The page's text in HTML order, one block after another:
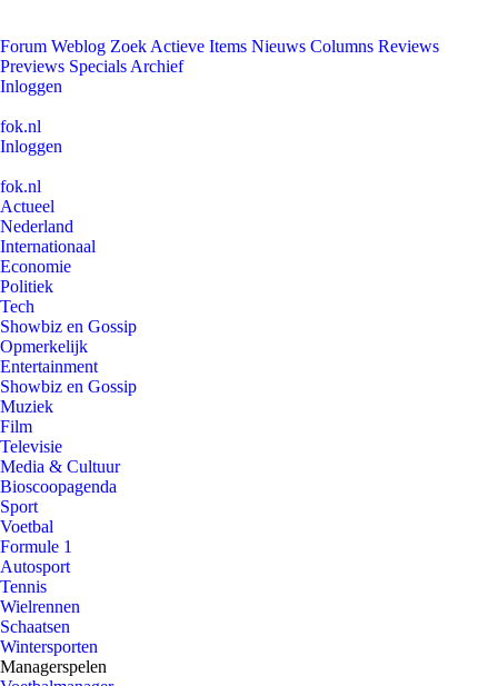
Forum Weblog Zoek Actieve Items Nieuws Columns Reviews
Previews Specials Archief
Inloggen
fok.nl
Inloggen
fok.nl
Actueel
Nederland
Internationaal
Economie
Politiek
Tech
Showbiz en Gossip
Opmerkelijk
Entertainment
Showbiz en Gossip
Muziek
Film
Televisie
Media & Cultuur
Bioscoopagenda
Sport
Voetbal
Formule 1
Autosport
Tennis
Wielrennen
Schaatsen
Wintersporten
Managerspelen